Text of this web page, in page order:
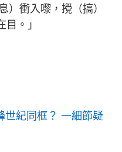
衝入嚟，攪（搞）
。」
世紀同框？ 一細節疑